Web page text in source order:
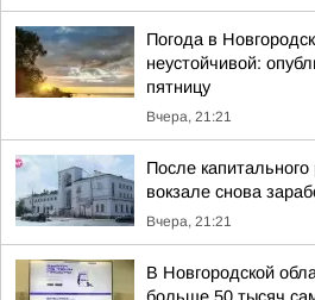
Погода в
неустойчивой:
пятницу
Вчера, 21:21
После
вокзале снова
Вчера, 21:21
В Новгородской